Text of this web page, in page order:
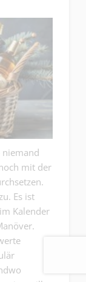
niemand
mit der
Es ist
Kalender